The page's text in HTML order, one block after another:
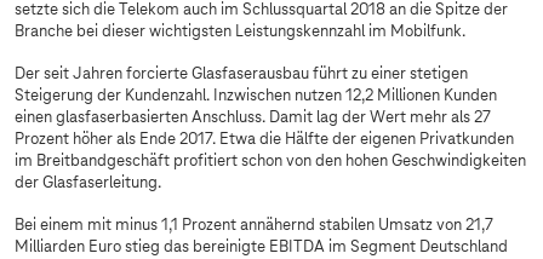
setzte sich die Telekom auch im Schlussquartal 2018 an die Spitze der
Branche bei dieser wichtigsten Leistungskennzahl im Mobilfunk.
Der seit Jahren forcierte Glasfaserausbau führt zu einer stetigen
Steigerung der Kundenzahl. Inzwischen nutzen 12,2 Millionen Kunden
einen glasfaserbasierten Anschluss. Damit lag der Wert mehr als 27
Prozent höher als Ende 2017. Etwa die Hälfte der eigenen Privatkunden
im Breitbandgeschäft profitiert schon von den hohen Geschwindigkeiten
der Glasfaserleitung.
Bei einem mit minus 1,1 Prozent annähernd stabilen Umsatz von 21,7
Milliarden Euro stieg das bereinigte EBITDA im Segment Deutschland